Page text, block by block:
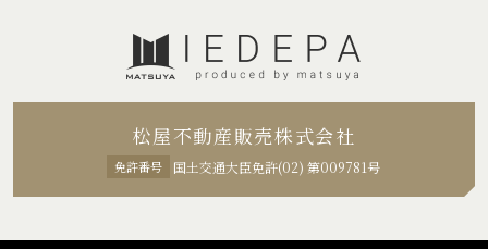
松屋不動産販売株式会社
免許番号 国土交通大臣免許(02) 第009781号